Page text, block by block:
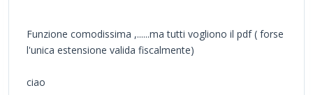
Funzione comodissima ,......ma tutti vogliono il pdf ( forse
l'unica estensione valida fiscalmente)
ciao